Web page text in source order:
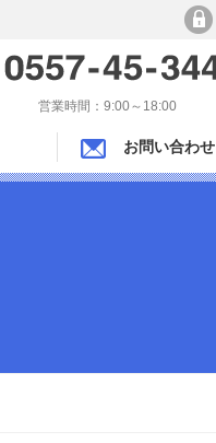
営業時間：9:00～18:00
お問い合わせ